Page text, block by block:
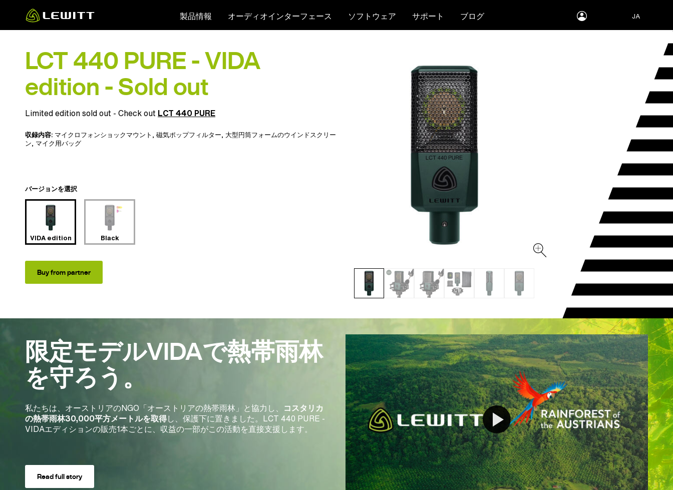
main
製品情報 オーディオインターフェース ソフトウェア サポート ブログ myLEWITT
Account
JA
LCT 440 PURE - VIDA
edition - Sold out
Limited edition sold out - Check out LCT 440 PURE
収録内容: マイクロフォンショックマウント , 磁気ポップフィルター, 大型円筒フォームのウインドスクリー
ン, マイク用バッグ
バージョンを選択
VIDA edition Black
Buy from partner
限定モデルVIDAで熱帯雨林
を守ろう。
私たちは、オーストリアのNGO「オーストリアの熱帯雨林」と協力し、 コスタリカ
の熱帯雨林30,000平方メートルを取得し、保護下に置きました。LCT 440 PURE -
VIDAエディションの販売1本ごとに、収益の一部がこの活動を直接支援します。
Read full story